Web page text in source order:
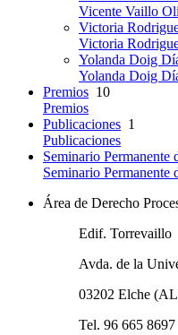
Vicente Vaillo
Victoria
Victoria
Yolanda Doig
Yolanda Doig
Premios 10
Premios
Publicaciones 1
Publicaciones
Seminario Permanente
Seminario Permanente
Área de Derecho
Edif. Torrevaillo
Avda. de la
03202 Elche
Tel. 96 665 8697